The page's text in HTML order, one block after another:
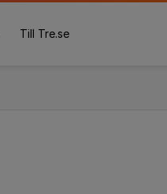
Till Tre.se